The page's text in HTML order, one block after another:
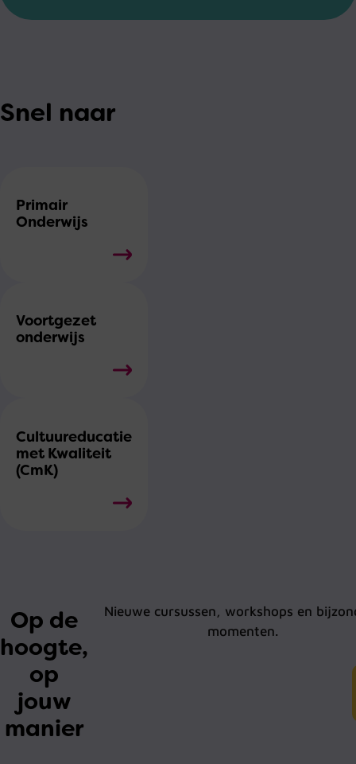
Snel naar
Primair
Onderwijs
Voortgezet
onderwijs
Cultuureducatie
met Kwaliteit
(CmK)
Op de
hoogte,
op
jouw
manier
Nieuwe cursussen, workshops en
momenten.